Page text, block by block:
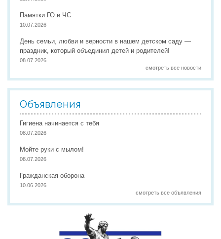
Памятки ГО и ЧС
10.07.2026
День семьи, любви и верности в нашем детском саду —
праздник, который объединил детей и родителей!
08.07.2026
смотреть все новости
Объявления
Гигиена начинается с тебя
08.07.2026
Мойте руки с мылом!
08.07.2026
Гражданская оборона
10.06.2026
смотреть все объявления